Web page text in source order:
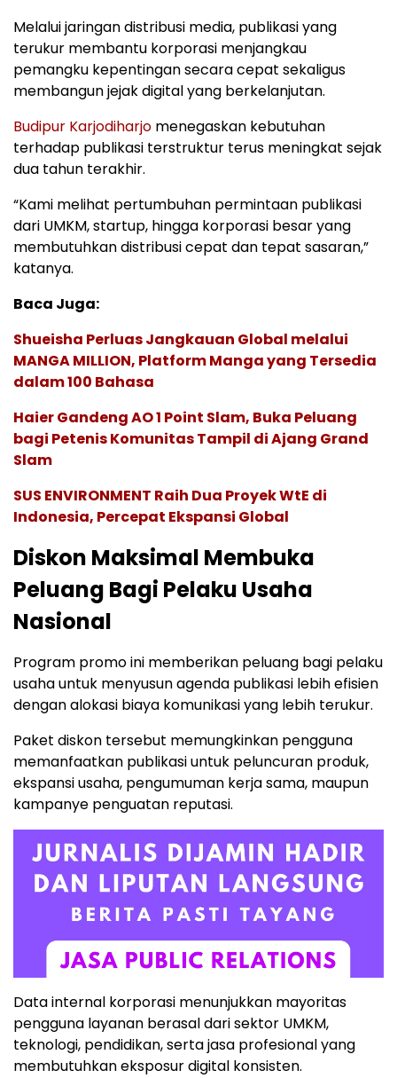
Melalui jaringan distribusi media, publikasi yang
terukur membantu korporasi menjangkau
pemangku kepentingan secara cepat sekaligus
membangun jejak digital yang berkelanjutan.
Budipur Karjodiharjo menegaskan kebutuhan
terhadap publikasi terstruktur terus meningkat sejak
dua tahun terakhir.
“Kami melihat pertumbuhan permintaan publikasi
dari UMKM, startup, hingga korporasi besar yang
membutuhkan distribusi cepat dan tepat sasaran,”
katanya.
Baca Juga:
Shueisha Perluas Jangkauan Global melalui
MANGA MILLION, Platform Manga yang Tersedia
dalam 100 Bahasa
Haier Gandeng AO 1 Point Slam, Buka Peluang
bagi Petenis Komunitas Tampil di Ajang Grand
Slam
SUS ENVIRONMENT Raih Dua Proyek WtE di
Indonesia, Percepat Ekspansi Global
Diskon Maksimal Membuka
Peluang Bagi Pelaku Usaha
Nasional
Program promo ini memberikan peluang bagi pelaku
usaha untuk menyusun agenda publikasi lebih efisien
dengan alokasi biaya komunikasi yang lebih terukur.
Paket diskon tersebut memungkinkan pengguna
memanfaatkan publikasi untuk peluncuran produk,
ekspansi usaha, pengumuman kerja sama, maupun
kampanye penguatan reputasi.
Data internal korporasi menunjukkan mayoritas
pengguna layanan berasal dari sektor UMKM,
teknologi, pendidikan, serta jasa profesional yang
membutuhkan eksposur digital konsisten.